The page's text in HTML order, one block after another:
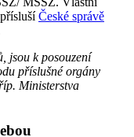
České správě
jsou k posouzení
příslušné orgány
Ministerstva